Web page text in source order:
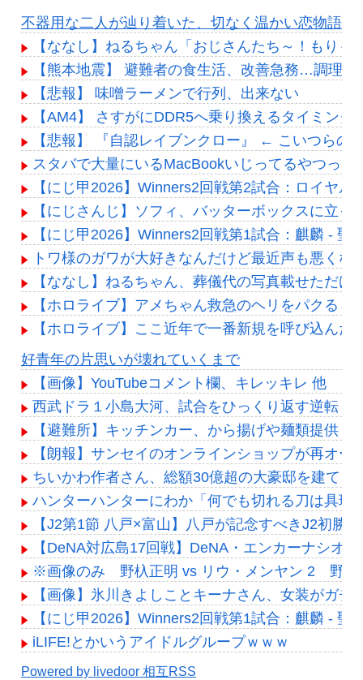
不器用な二人が辿り着いた、切なく温かい恋物語
【ななし】ねるちゃん「おじさんたち～！もりも
【熊本地震】 避難者の食生活、改善急務…調理
【悲報】 味噌ラーメンで行列、出来ない
【AM4】 さすがにDDR5へ乗り換えるタイミング
【悲報】 『自認レイブンクロー』 ← こいつらの
スタバで大量にいるMacBookいじってるやつって
【にじ甲2026】Winners2回戦第2試合：ロイヤ
【にじさんじ】ソフィ、バッターボックスに立
【にじ甲2026】Winners2回戦第1試合：麒麟 -
トワ様のガワが大好きなんだけど最近声も悪くな
【ななし】ねるちゃん、葬儀代の写真載せただけ
【ホロライブ】アメちゃん救急のヘリをパクる→
【ホロライブ】ここ近年で一番新規を呼び込んだ
Powered by livedoor 相互RSS
好青年の片思いが壊れていくまで
【画像】YouTubeコメント欄、キレッキレ 他
西武ドラ１小島大河、試合をひっくり返す逆転２
【避難所】キッチンカー、から揚げや麺類提供
【朗報】サンセイのオンラインショップが再オ
ちいかわ作者さん、総額30億超の大豪邸を建て
ハンターハンターにわか「何でも切れる刀は具現
【J2第1節 八戸×富山】八戸が記念すべきJ2初勝
【DeNA対広島17回戦】DeNA・エンカーナシオ
※画像のみ 野杁正明 vs リウ・メンヤン 2 野杁
【画像】氷川きよしことキーナさん、女装がガ
【にじ甲2026】Winners2回戦第1試合：麒麟 -
iLIFE!とかいうアイドルグループｗｗｗ
Powered by livedoor 相互RSS